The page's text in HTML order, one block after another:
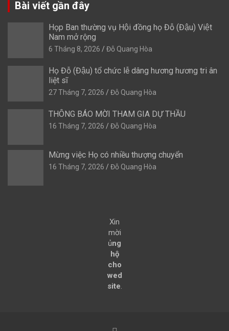
Bài viết gần đây
Họp Ban thường vụ Hội đồng họ Đỗ (Đậu) Việt
Nam mở rộng
6 Tháng 8, 2026 Đỗ Quang Hòa
Họ Đỗ (Đậu) tổ chức lễ dâng hương hương tri ân
liệt sĩ
27 Tháng 7, 2026 Đỗ Quang Hòa
THÔNG BÁO MỜI THAM GIA DỰ THẦU
16 Tháng 7, 2026 Đỗ Quang Hòa
Mừng việc Họ có nhiều thượng chuyển
16 Tháng 7, 2026 Đỗ Quang Hòa
Xin
mời
ủng
hộ
cho
wed
site.